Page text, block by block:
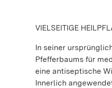
VIELSEITIGE
In seiner
Pfefferbaums für
eine antiseptische
Innerlich